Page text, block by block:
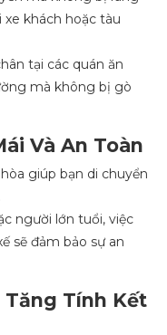
khách hoặc tàu
tại các quán ăn
mà không bị gò
Và An Toàn
giúp bạn di chuyển
người lớn tuổi, việc
sẽ đảm bảo sự an
Tăng Tính Kết